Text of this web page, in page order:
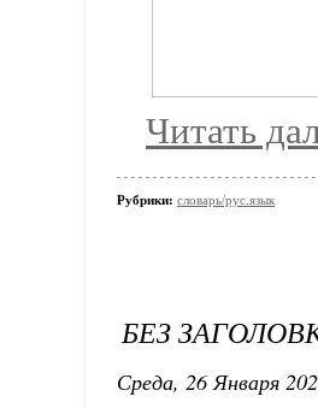
Читать
Рубрики: словарь/рус.язык
БЕЗ
Среда, 26 Января